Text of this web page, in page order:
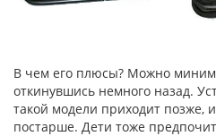
В чем его плюсы? Можно
откинувшись немного назад.
такой модели приходит позже,
постарше. Дети тоже